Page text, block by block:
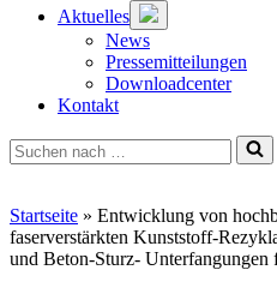
Aktuelles
Untermenü
öffnen
News
Pressemitteilungen
Downloadcenter
Kontakt
Suchen
nach …
Startseite » Entwicklung von
faserverstärkten Kunststoff-
und Beton-Sturz- Unterfangungen